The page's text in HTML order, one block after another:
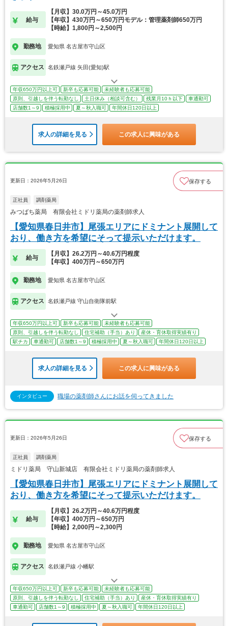
給与
【月収】30.0万円～45.0万円
【年収】430万円～650万円モデル：管理薬剤師650万円
【時給】1,800円～2,500円
勤務地 愛知県 名古屋市守山区
アクセス 名鉄瀬戸線 矢田(愛知)駅
年収650万円以上可 新卒も応募可能
未経験者も応募可能
原則、引越しを伴う転勤なし
土日休み（相談可含む） 残業月10ｈ以下
車通勤可
店舗数1～9
積極採用中 夏～秋入職可 年間休日120日以上
求人の詳細を見る この求人に興味がある
更新日：2026年5月26日 保存する
正社員 調剤薬局
みつばち薬局 有限会社ミドリ薬局の薬剤師求人
【愛知県春日井市】尾張エリアにドミナント展開して
おり、働き方を希望にそって提示いただけます。
給与
【月収】26.2万円～40.6万円程度
【年収】400万円～650万円
勤務地 愛知県 名古屋市守山区
アクセス 名鉄瀬戸線 守山自衛隊前駅
年収650万円以上可 新卒も応募可能
未経験者も応募可能
原則、引越しを伴う転勤なし
住宅補助（手当）あり
産休・育休取得実績有り
駅チカ
車通勤可 店舗数1～9 積極採用中 夏～秋入職可 年間休日120日以上
求人の詳細を見る この求人に興味がある
インタビュー 職場の薬剤師さんにお話を伺ってきました
更新日：2026年5月26日 保存する
正社員 調剤薬局
ミドリ薬局 守山新城店 有限会社ミドリ薬局の薬剤師求人
【愛知県春日井市】尾張エリアにドミナント展開して
おり、働き方を希望にそって提示いただけます。
給与
【月収】26.2万円～40.6万円程度
【年収】400万円～650万円
【時給】2,000円～2,300円
勤務地 愛知県 名古屋市守山区
アクセス 名鉄瀬戸線 小幡駅
年収650万円以上可 新卒も応募可能
未経験者も応募可能
原則、引越しを伴う転勤なし
住宅補助（手当）あり
産休・育休取得実績有り
車通勤可
店舗数1～9 積極採用中 夏～秋入職可 年間休日120日以上